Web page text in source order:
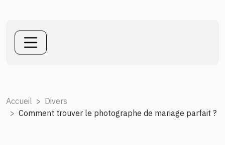
Accueil
Divers
Comment trouver le photographe de mariage parfait ?